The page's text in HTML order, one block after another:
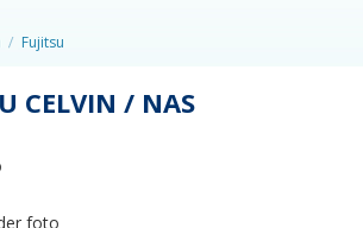
Fujitsu
CELVIN / NAS